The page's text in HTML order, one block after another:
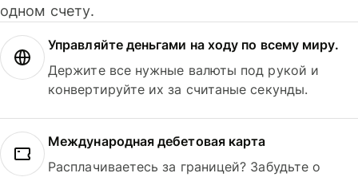
одном счету.
Управляйте деньгами на ходу по всему миру.
Держите все нужные валюты под рукой и
конвертируйте их за считаные секунды.
Международная дебетовая карта
Расплачиваетесь за границей? Забудьте о